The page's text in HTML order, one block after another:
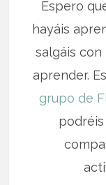
Espero
hayáis
salgáis
aprender.
grupo de